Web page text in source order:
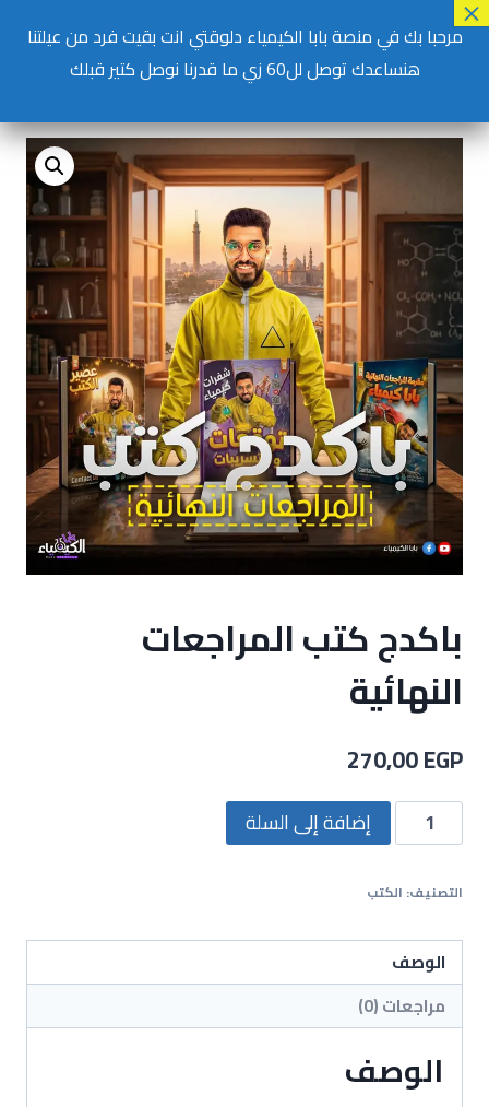
حساب جديد تسجيل دخول
باكدج كتب المراجعات
النهائية
270,00EGP
إضافة إلى السلة
التصنيف: الكتب
الوصف
مراجعات (0)
الوصف
مرحبا بك في منصة بابا الكيمياء دلوقتي انت بقيت فرد من عيلتنا
هنساعدك توصل لل60 زي ما قدرنا نوصل كتير قبلك